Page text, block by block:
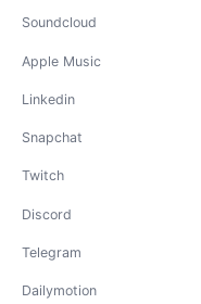
Soundcloud
Apple Music
Linkedin
Snapchat
Twitch
Discord
Telegram
Dailymotion